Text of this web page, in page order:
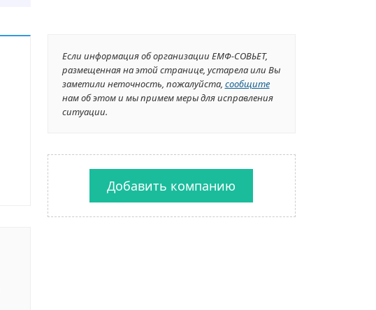
Если информация об организации ЕМФ-СОВЬЕТ,
размещенная на этой странице, устарела или Вы
заметили неточность, пожалуйста, сообщите
нам об этом и мы примем меры для исправления
ситуации.
Добавить компанию